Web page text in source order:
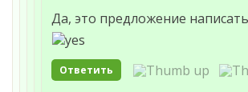
Да, это предложение
Ответить